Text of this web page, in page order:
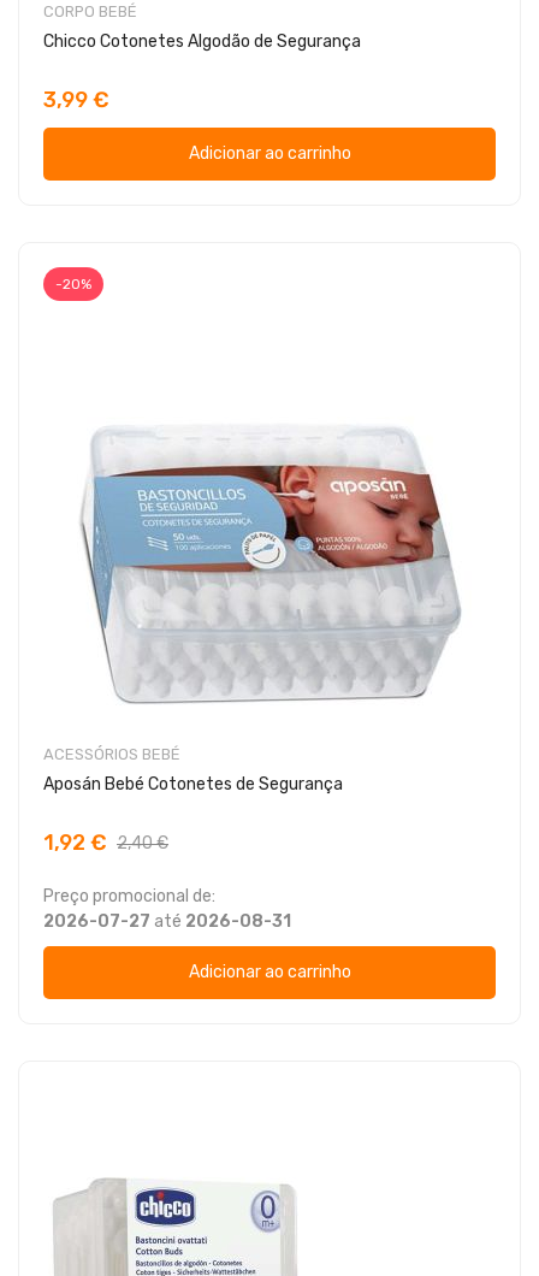
CORPO BEBÉ
Chicco Cotonetes Algodão de Segurança
3,99 €
Adicionar ao carrinho
-20%
ACESSÓRIOS BEBÉ
Aposán Bebé Cotonetes de Segurança
1,92 € 2,40 €
Preço promocional de:
2026-07-27 até 2026-08-31
Adicionar ao carrinho